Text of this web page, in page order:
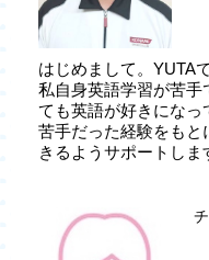
はじめまして。YUTAで
私自身英語学習が苦手
ても英語が好きになっ
苦手だった経験をも
きるようサポートしま